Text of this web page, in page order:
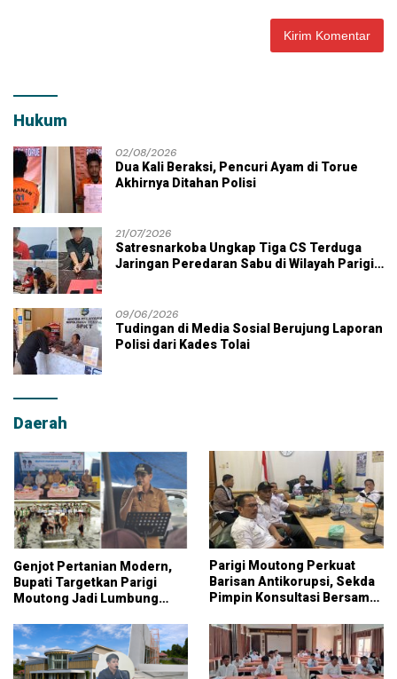
Hukum
02/08/2026
Dua Kali Beraksi, Pencuri Ayam di Torue
Akhirnya Ditahan Polisi
21/07/2026
Satresnarkoba Ungkap Tiga CS Terduga
Jaringan Peredaran Sabu di Wilayah Parigi
09/06/2026
Tudingan di Media Sosial Berujung Laporan
Polisi dari Kades Tolai
Daerah
Genjot Pertanian Modern,
Bupati Targetkan Parigi
Moutong Jadi Lumbung
Parigi Moutong Perkuat
Barisan Antikorupsi, Sekda
Pimpin Konsultasi Bersama